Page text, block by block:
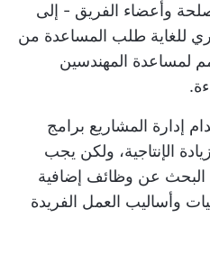
وأعضاء الفريق - إلى
للغاية طلب المساعدة من
لمساعدة المهندسين
إدارة المشاريع برامج
الإنتاجية، ولكن يجب
البحث عن وظائف إضافية
وأساليب العمل الفريدة